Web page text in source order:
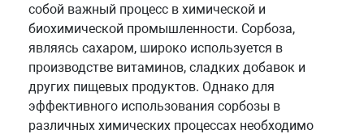
собой важный процесс в химической и
биохимической промышленности. Сорбоза,
являясь сахаром, широко используется в
производстве витаминов, сладких добавок и
других пищевых продуктов. Однако для
эффективного использования сорбозы в
различных химических процессах необходимо